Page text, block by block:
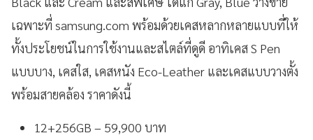
เฉพาะที่ samsung.com พร้อมด้วยเคสหลากหลายแบบที่ให้
ทั้งประโยชน์ในการใช้งานและสไตล์ที่ดูดี อาทิเคส S Pen
แบบบาง, เคสใส, เคสหนัง Eco-Leather และเคสแบบวางตั้ง
พร้อมสายคล้อง ราคาดังนี้
12+256GB – 59,900 บาท